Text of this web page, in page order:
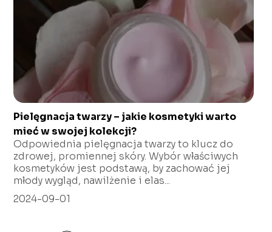
Pielęgnacja twarzy – jakie kosmetyki warto
mieć w swojej kolekcji?
Odpowiednia pielęgnacja twarzy to klucz do
zdrowej, promiennej skóry. Wybór właściwych
kosmetyków jest podstawą, by zachować jej
młody wygląd, nawilżenie i elas...
2024-09-01